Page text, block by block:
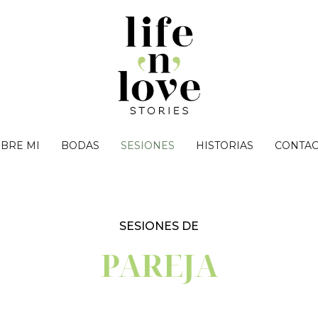
MI BODAS SESIONES HISTORIAS
SESIONES DE
PAREJA